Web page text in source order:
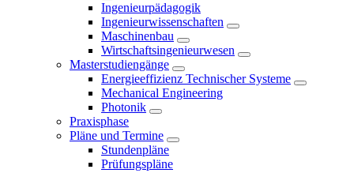
Ingenieurpädagogik
Ingenieurwissenschaften
Maschinenbau
Wirtschaftsingenieurwesen
Masterstudiengänge
Energieeffizienz Technischer Systeme
Mechanical Engineering
Photonik
Praxisphase
Pläne und Termine
Stundenpläne
Prüfungspläne